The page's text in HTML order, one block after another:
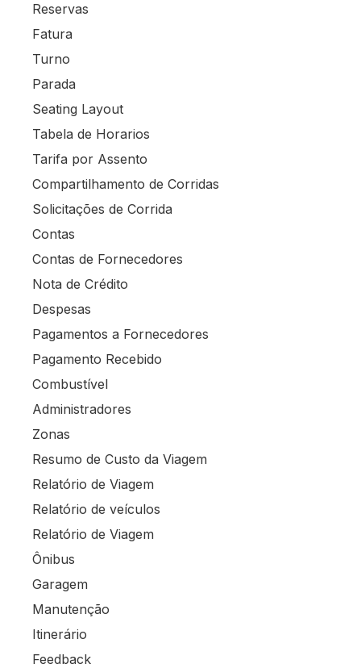
Reservas
Fatura
Turno
Parada
Seating Layout
Tabela de Horarios
Tarifa por Assento
Compartilhamento de Corridas
Solicitações de Corrida
Contas
Contas de Fornecedores
Nota de Crédito
Despesas
Pagamentos a Fornecedores
Pagamento Recebido
Combustível
Administradores
Zonas
Resumo de Custo da Viagem
Relatório de Viagem
Relatório de veículos
Relatório de Viagem
Ônibus
Garagem
Manutenção
Itinerário
Feedback